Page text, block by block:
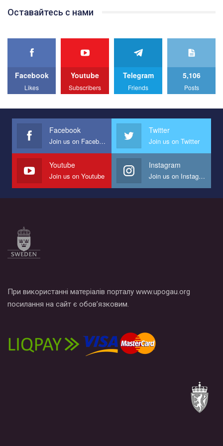
best video, representing programme for the development of
We appeal to your support and ask to help us implement our plan
All you have to do is to press "Like" below the video.
Эмоционально сильный ролик от команды "Гей-альянс
представляющий программу развития организации.
Мы просим вас поддержать нас и помочь нам реализовать
наш план по борьбе с насилием и дискриминацией на почве
СОГИ в Украине.
Все, что вам нужно сделать - это зайти на наш канал YouTube
по этой ссылке и поставить лайк под видео.
Оставайтесь с нами
Facebook
Likes
Youtube
Subscribers
Telegram
Friends
5,106
Posts
Facebook
Join us on Facebook
Twitter
Join us on Twitter
Youtube
Join us on Youtube
Instagram
Join us on Instagram
При використанні матеріалів порталу www.upogau.org
посилання на сайт є обов’язковим.